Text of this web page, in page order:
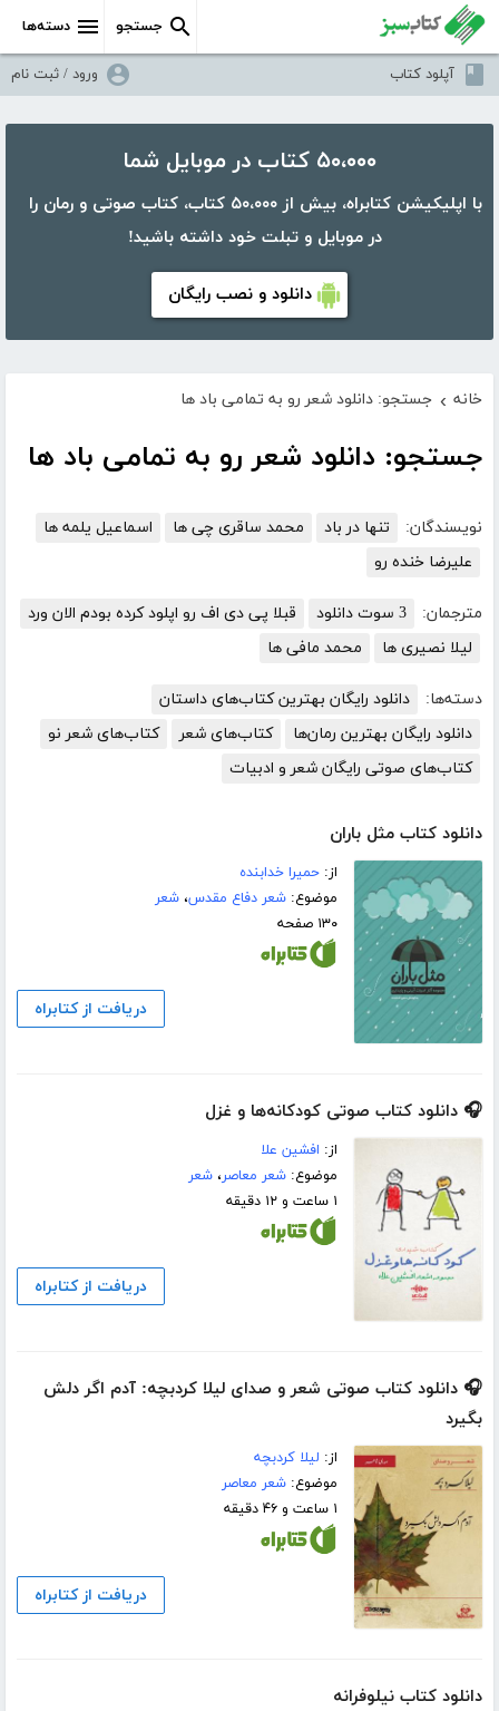
دسته‌ها جستجو
آپلود کتاب ورود / ثبت نام
۵۰،۰۰۰ کتاب در موبایل شما
با اپلیکیشن کتابراه، بیش از ۵۰،۰۰۰ کتاب، کتاب صوتی و رمان را
در موبایل و تبلت خود داشته باشید!
دانلود و نصب رایگان
خانه › جستجو: دانلود شعر رو به تمامی باد ها
جستجو: دانلود شعر رو به تمامی باد ها
نویسندگان: تنها در باد محمد ساقری چی ها
اسماعیل یلمه ها
علیرضا خنده رو
مترجمان: 3 سوت دانلود
قبلا پی دی اف رو اپلود کرده بودم الان ورد
لیلا نصیری ها
محمد مافی ها
دسته‌ها:
دانلود رایگان بهترین کتاب‌های داستان
دانلود رایگان بهترین رمان‌ها
کتاب‌های شعر
کتاب‌های شعر نو
کتاب‌های صوتی رایگان شعر و ادبیات
دانلود کتاب مثل باران
از:حمیرا خدابنده
موضوع:شعر دفاع مقدس،شعر
۱۳۰ صفحه
دریافت از کتابراه
🎧 دانلود کتاب صوتی کودکانه‌ها و غزل
از: افشین علا
موضوع:شعر معاصر،شعر
۱ ساعت و ۱۲ دقیقه
دریافت از کتابراه
🎧 دانلود کتاب صوتی شعر و صدای لیلا کردبچه: آدم اگر دلش
بگیرد
از: لیلا کردبچه
موضوع:شعر معاصر
۱ ساعت و ۴۶ دقیقه
دریافت از کتابراه
دانلود کتاب نیلوفرانه